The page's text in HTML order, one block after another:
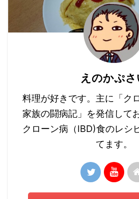
えのかぷさ
料理が好きです。主に「ク
家族の闘病記」を発信して
クローン病（IBD)食のレシ
てます。